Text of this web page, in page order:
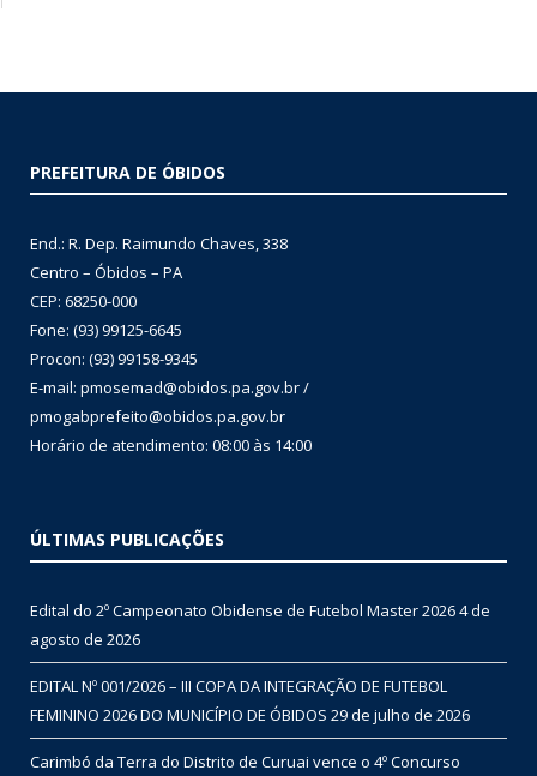
PREFEITURA DE ÓBIDOS
End.: R. Dep. Raimundo Chaves, 338
Centro – Óbidos – PA
CEP: 68250-000
Fone: (93) 99125-6645
Procon: (93) 99158-9345
E-mail: pmosemad@obidos.pa.gov.br /
pmogabprefeito@obidos.pa.gov.br
Horário de atendimento: 08:00 às 14:00
ÚLTIMAS PUBLICAÇÕES
Edital do 2º Campeonato Obidense de Futebol Master 20264 de
agosto de 2026
EDITAL Nº 001/2026 – III COPA DA INTEGRAÇÃO DE FUTEBOL
FEMININO 2026 DO MUNICÍPIO DE ÓBIDOS 29 de julho de 2026
Carimbó da Terra do Distrito de Curuai vence o 4º Concurso